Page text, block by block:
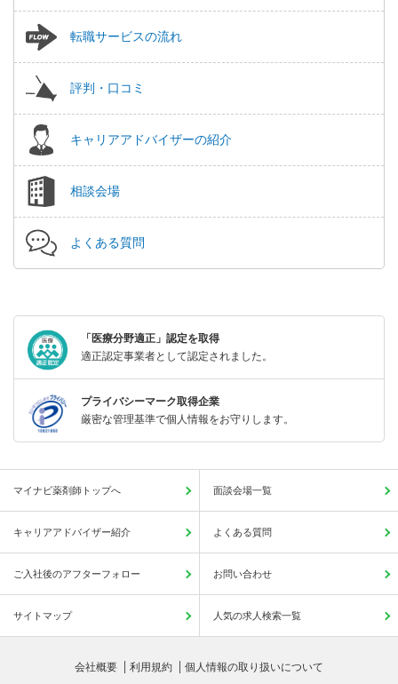
転職サービスの流れ
評判・口コミ
キャリアアドバイザーの紹介
相談会場
よくある質問
「医療分野適正」認定を取得
適正認定事業者として認定されました。
プライバシーマーク取得企業
厳密な管理基準で個人情報をお守りします。
マイナビ薬剤師トップへ 面談会場一覧
キャリアアドバイザー紹介 よくある質問
ご入社後のアフターフォロー お問い合わせ
サイトマップ 人気の求人検索一覧
会社概要 利用規約 個人情報の取り扱いについて